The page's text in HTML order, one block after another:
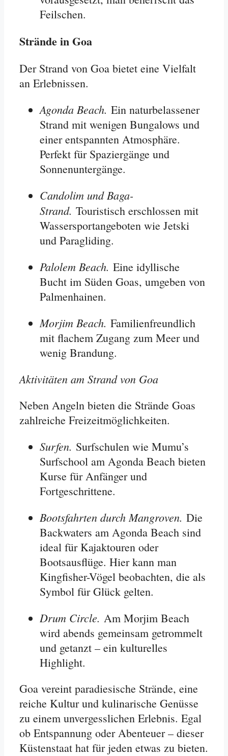
Feilschen.
Strände in Goa
Der Strand von Goa bietet eine Vielfalt
an Erlebnissen.
Agonda Beach. Ein naturbelassener
Strand mit wenigen Bungalows und
einer entspannten Atmosphäre.
Perfekt für Spaziergänge und
Sonnenuntergänge.
Candolim und Baga-
Strand. Touristisch erschlossen mit
Wassersportangeboten wie Jetski
und Paragliding.
Palolem Beach. Eine idyllische
Bucht im Süden Goas, umgeben von
Palmenhainen.
Morjim Beach. Familienfreundlich
mit flachem Zugang zum Meer und
wenig Brandung.
Aktivitäten am Strand von Goa
Neben Angeln bieten die Strände Goas
zahlreiche Freizeitmöglichkeiten.
Surfen. Surfschulen wie Mumu’s
Surfschool am Agonda Beach bieten
Kurse für Anfänger und
Fortgeschrittene.
Bootsfahrten durch Mangroven. Die
Backwaters am Agonda Beach sind
ideal für Kajaktouren oder
Bootsausflüge. Hier kann man
Kingfisher-Vögel beobachten, die als
Symbol für Glück gelten.
Drum Circle. Am Morjim Beach
wird abends gemeinsam getrommelt
und getanzt – ein kulturelles
Highlight.
Goa vereint paradiesische Strände, eine
reiche Kultur und kulinarische Genüsse
zu einem unvergesslichen Erlebnis. Egal
ob Entspannung oder Abenteuer – dieser
Küstenstaat hat für jeden etwas zu bieten.